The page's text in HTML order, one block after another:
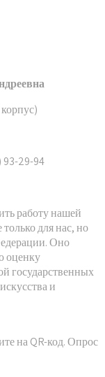
93-29-94
работу нашей
для нас, но
Оно
оценку
государственных
и
на QR-код. Опрос